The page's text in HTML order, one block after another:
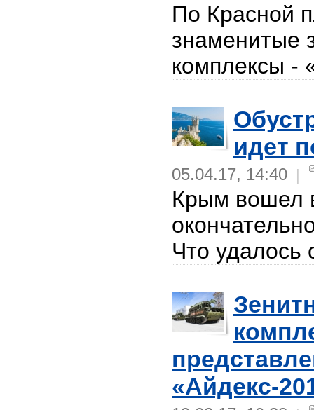
По Красной
знаменитые
комплексы -
идет
05.04.17, 14:40 |
Крым вошел
Что удалось
«Айдекс-